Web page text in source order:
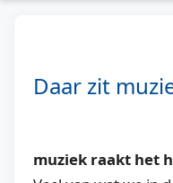
Daar zit
muziek raakt het